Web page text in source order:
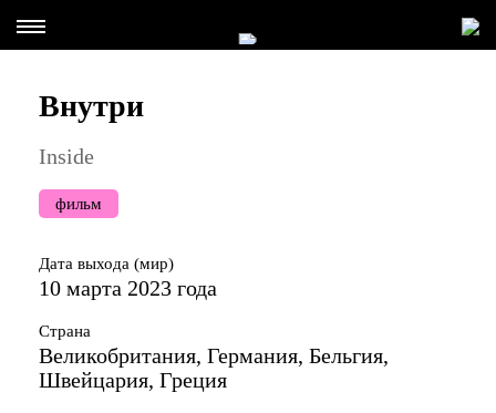
Внутри
Inside
фильм
Дата выхода (мир)
10 марта 2023 года
Страна
Великобритания, Германия, Бельгия,
Швейцария, Греция